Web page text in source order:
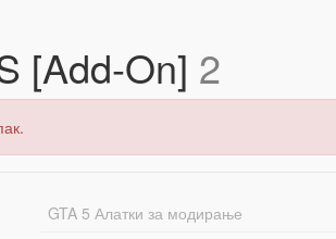
[Add-On] 2
GTA 5 Алатки за модирање